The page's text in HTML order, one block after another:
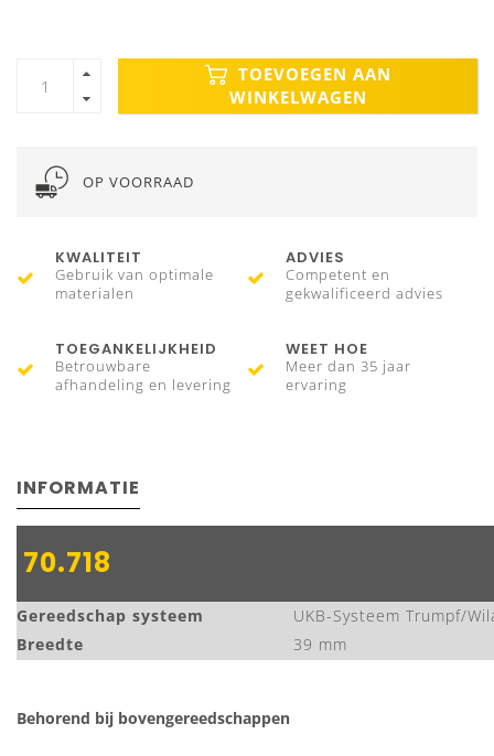
TOEVOEGEN AAN
WINKELWAGEN
OP VOORRAAD
KWALITEIT
Gebruik van optimale
materialen
ADVIES
Competent en
gekwalificeerd advies
TOEGANKELIJKHEID
Betrouwbare
afhandeling en levering
WEET HOE
Meer dan 35 jaar
ervaring
INFORMATIE
70.718
Gereedschap systeem
UKB-Systeem Trumpf/
Breedte 39 mm
Behorend bij bovengereedschappen